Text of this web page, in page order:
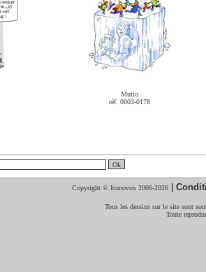
Mutio
réf. 0003-0178
Copyright © Iconovox 2006-2026 |
Tous les dessins sur le site sont
Toute